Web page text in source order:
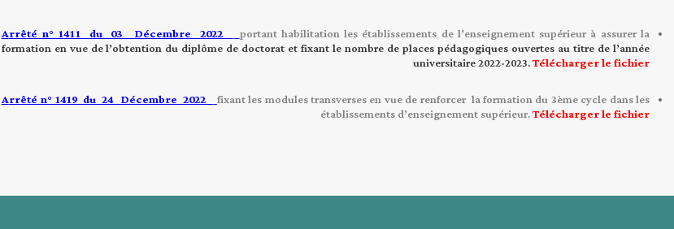
Arrêté n°1411 du 03 Décembre 2022 portant habilitation les établissements de l’enseignement supérieur à assurer la
formation en vue de l’obtention du diplôme de doctorat et fixant le nombre de places pédagogiques ouvertes au titre de l’année
universitaire 2022-2023.Télécharger le fichier
Arrêté n°1419 du 24 Décembre 2022 fixant les modules transverses en vue de renforcer la formation du 3ème cycle dans les
établissementsd’enseignement supérieur.Télécharger le fichier